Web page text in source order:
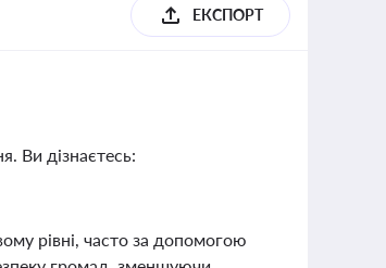
ЕКСПОРТ
Ви дізнаєтесь:
рівні, часто за допомогою